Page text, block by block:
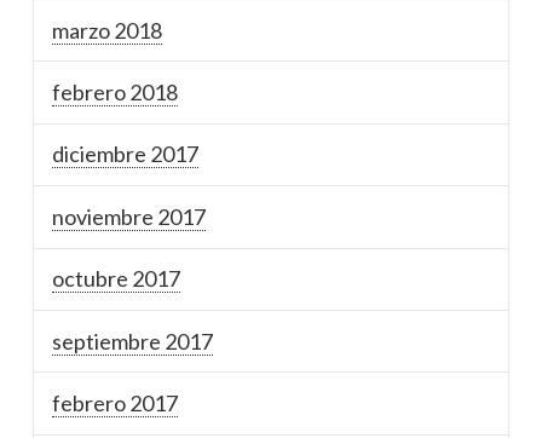
marzo 2018
febrero 2018
diciembre 2017
noviembre 2017
octubre 2017
septiembre 2017
febrero 2017